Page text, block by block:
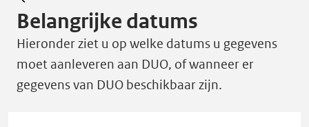
Belangrijke datums
Hieronder ziet u op welke datums u gegevens
moet aanleveren aan DUO, of wanneer er
gegevens van DUO beschikbaar zijn.